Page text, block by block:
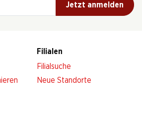
Jetzt anmelden
Filialen
Filialsuche
Neue Standorte